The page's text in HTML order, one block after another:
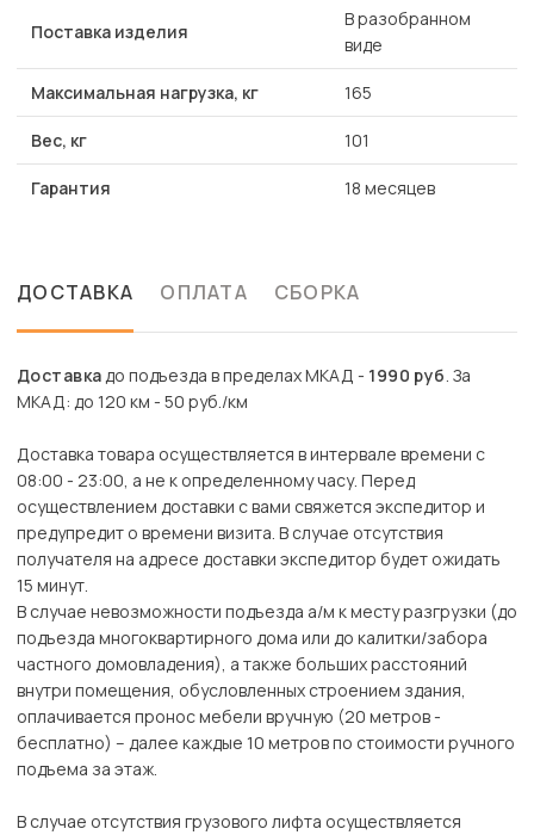
Поставка изделия
В разобранном
виде
Максимальная нагрузка, кг 165
Вес, кг 101
Гарантия 18 месяцев
ДОСТАВКА ОПЛАТА СБОРКА
Доставкадо подъезда в пределах МКАД - 1990 руб. За
МКАД: до 120 км - 50 руб./км
Доставка товара осуществляется в интервале времени с
08:00 - 23:00, а не к определенному часу. Перед
осуществлением доставки с вами свяжется экспедитор и
предупредит о времени визита. В случае отсутствия
получателя на адресе доставки экспедитор будет ожидать
15 минут.
В случае невозможности подъезда а/м к месту разгрузки (до
подъезда многоквартирного дома или до калитки/забора
частного домовладения), а также больших расстояний
внутри помещения, обусловленных строением здания,
оплачивается пронос мебели вручную (20 метров -
бесплатно) – далее каждые 10 метров по стоимости ручного
подъема за этаж.
В случае отсутствия грузового лифта осуществляется